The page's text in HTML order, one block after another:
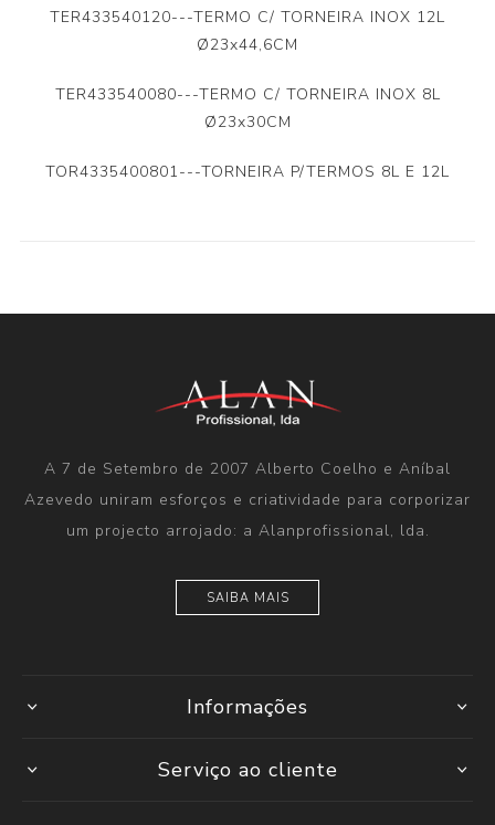
TER433540120---TERMO C/ TORNEIRA INOX 12L
Ø23x44,6CM
TER433540080---TERMO C/ TORNEIRA INOX 8L
Ø23x30CM
TOR4335400801---TORNEIRA P/TERMOS 8L E 12L
A 7 de Setembro de 2007 Alberto Coelho e Aníbal
Azevedo uniram esforços e criatividade para corporizar
um projecto arrojado: a Alanprofissional, lda.
SAIBA MAIS
Informações
Serviço ao cliente